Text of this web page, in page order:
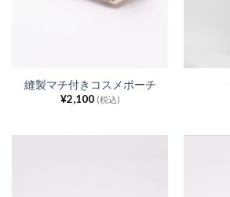
縫製マチ付きコスメポーチ
¥2,100 (税込)